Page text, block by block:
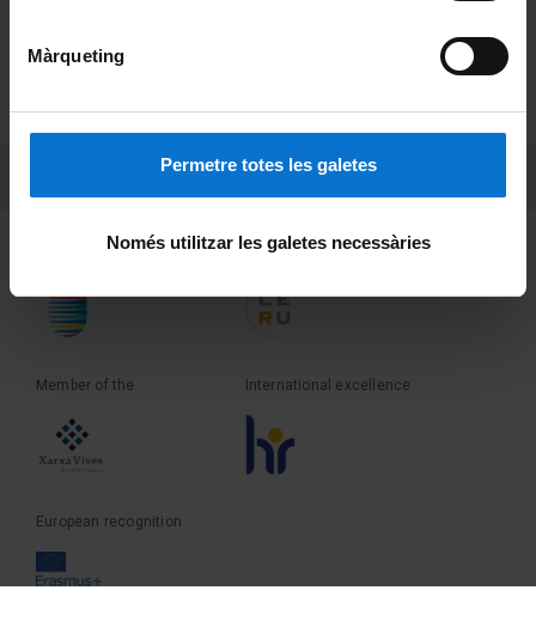
Màrqueting
Permetre totes les galetes
Només utilitzar les galetes necessàries
Terms and privacy
Founder of the Member of the
Member of the International excellence
European recognition